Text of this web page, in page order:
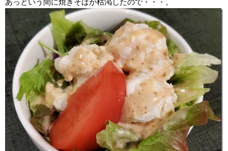
あっという間に焼きそばが枯渇したので・・・。